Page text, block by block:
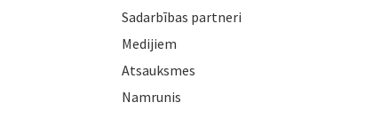
Sadarbības partneri
Medijiem
Atsauksmes
Namrunis